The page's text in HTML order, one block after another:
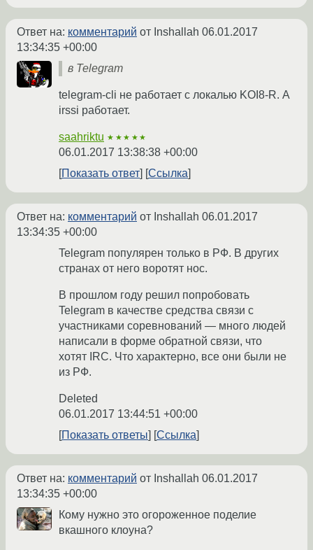
Ответ на: комментарий от Inshallah 06.01.2017
13:34:35 +00:00
в Telegram
telegram-cli не работает с локалью KOI8-R. А
irssi работает.
saahriktu ★★★★★
06.01.2017 13:38:38 +00:00
Показать ответ
Ссылка
Ответ на: комментарий от Inshallah 06.01.2017
13:34:35 +00:00
Telegram популярен только в РФ. В других
странах от него воротят нос.
В прошлом году решил попробовать
Telegram в качестве средства связи с
участниками соревнований — много людей
написали в форме обратной связи, что
хотят IRC. Что характерно, все они были не
из РФ.
Deleted
06.01.2017 13:44:51 +00:00
Показать ответы
Ссылка
Ответ на: комментарий от Inshallah 06.01.2017
13:34:35 +00:00
Кому нужно это огороженное поделие
вкашного клоуна?